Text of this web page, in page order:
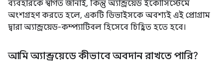
ব্যবহারকে স্বাগত জানাই, কিন্তু অ্যান্ড্রয়েড ইকোসিস্টেমে
অংশগ্রহণ করতে হলে, একটি ডিভাইসকে অবশ্যই এই প্রোগ্রাম
দ্বারা অ্যান্ড্রয়েড-কম্প্যাটিবল হিসেবে চিহ্নিত হতে হবে।
আমি অ্যান্ড্রয়েডে কীভাবে অবদান রাখতে পারি?